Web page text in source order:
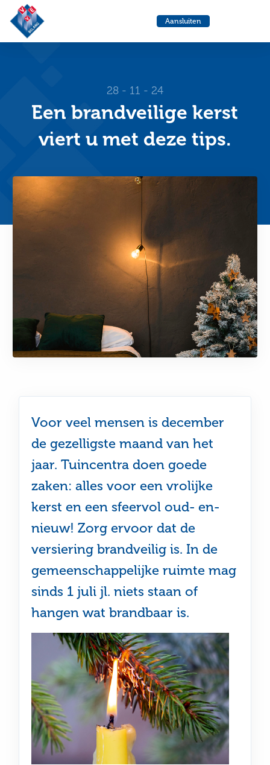
Aansluiten
28 - 11 - 24
Een brandveilige kerst
viert u met deze tips.
Voor veel mensen is december
de gezelligste maand van het
jaar. Tuincentra doen goede
zaken: alles voor een vrolijke
kerst en een sfeervol oud- en-
nieuw! Zorg ervoor dat de
versiering brandveilig is. In de
gemeenschappelijke ruimte mag
sinds 1 juli jl. niets staan of
hangen wat brandbaar is.